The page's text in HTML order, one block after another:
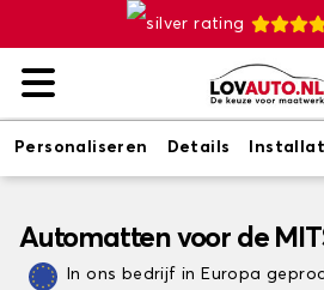
Personaliseren Details
Automatten voor de
In ons bedrijf in Europa